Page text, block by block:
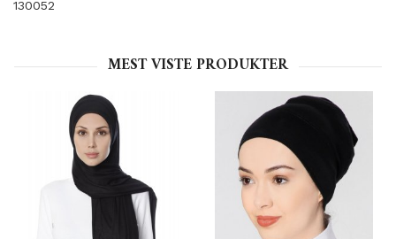
130052
MEST VISTE PRODUKTER